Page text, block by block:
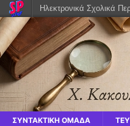
ΣΥΝΤΑΚΤΙΚΗ ΟΜΑΔΑ
Ηλεκτρονικά Σχολικά